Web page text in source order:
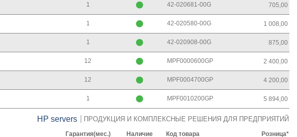
1 42-020681-00G 705,00
1 42-020580-00G 1 008,00
1 42-020908-00G 875,00
12 MPF0000600GP 2 400,00
12 MPF0004700GP 4 200,00
1 MPF0010200GP 5 894,00
ПРОДУКЦИЯ И КОМПЛЕКСНЫЕ РЕШЕНИЯ ДЛЯ ПРЕДПРИЯТИЙ
HP servers
Гарантия(мес.) Наличие Код товара Розница*